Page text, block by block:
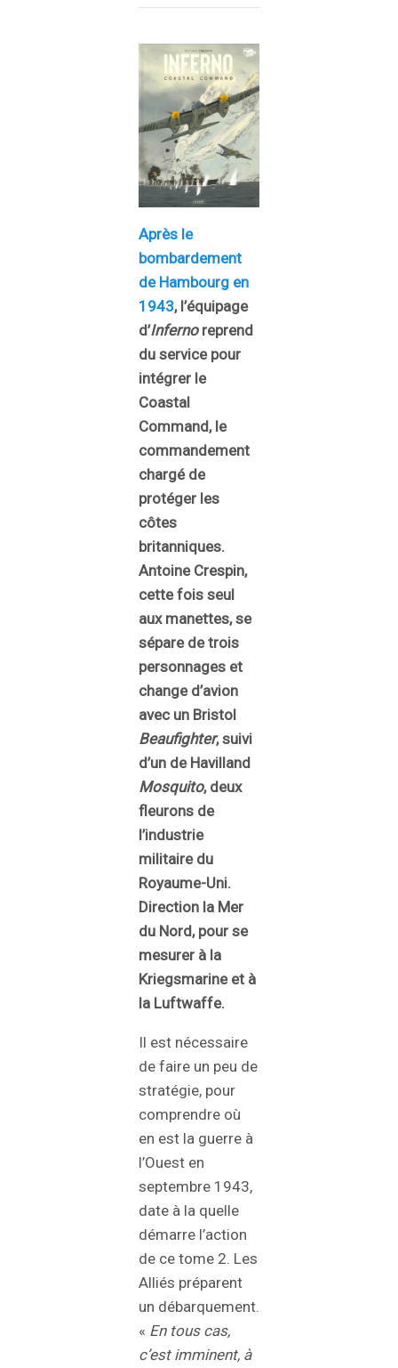
Après le
bombardement
de Hambourg en
1943, l’équipage
d’Infernoreprend
du service pour
intégrer le
Coastal
Command, le
commandement
chargé de
protéger les
côtes
britanniques.
Antoine Crespin,
cette fois seul
aux manettes, se
sépare de trois
personnages et
change d’avion
avec un Bristol
Beaufighter, suivi
d’un de Havilland
Mosquito, deux
fleurons de
l’industrie
militaire du
Royaume-Uni.
Direction la Mer
du Nord, pour se
mesurer à la
Kriegsmarine et à
la Luftwaffe.
Il est nécessaire
de faire un peu de
stratégie, pour
comprendre où
en est la guerre à
l’Ouest en
septembre 1943,
date à la quelle
démarre l’action
de ce tome 2. Les
Alliés préparent
un débarquement.
« En tous cas,
c’est imminent, à